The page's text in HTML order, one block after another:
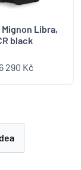
Mignon Libra,
black
290 Kč